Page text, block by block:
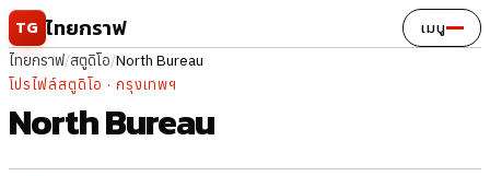
ข้ามไปยังเนื้อหา
TG ไทยกราฟ เมนู
ไทยกราฟ/สตูดิโอ/North Bureau
โปรไฟล์สตูดิโอ · กรุงเทพฯ
North Bureau